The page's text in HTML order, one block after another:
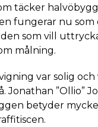
täcker
fungerar nu som
som vill
målning.
var solig
Jonathan ”Ollio”
betyder